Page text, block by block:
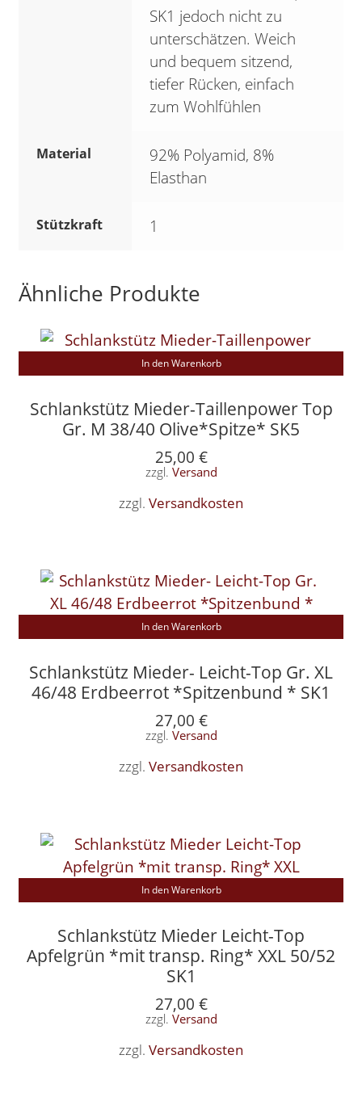
SK1 jedoch nicht zu
unterschätzen. Weich
und bequem sitzend,
tiefer Rücken, einfach
zum Wohlfühlen
Material
92% Polyamid, 8%
Elasthan
Stützkraft 1
Ähnliche Produkte
Schlankstütz Mieder-Taillenpower Top
Gr. M 38/40 Olive*Spitze* SK5
25,00 €
zzgl. Versand
zzgl. Versandkosten
In den Warenkorb
Schlankstütz Mieder- Leicht-Top Gr. XL
46/48 Erdbeerrot *Spitzenbund * SK1
27,00 €
zzgl. Versand
zzgl. Versandkosten
In den Warenkorb
Schlankstütz Mieder Leicht-Top
Apfelgrün *mit transp. Ring* XXL 50/52
SK1
27,00 €
zzgl. Versand
zzgl. Versandkosten
In den Warenkorb